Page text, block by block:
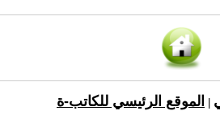
الموقع الرئيسي للكاتب-ة